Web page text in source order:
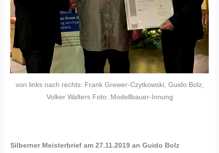
von links nach rechts: Frank Grewer-Czytkowski, Guido Bolz,
Volker Walters Foto: Modellbauer-Innung
Silberner Meisterbrief am 27.11.2019 an Guido Bolz